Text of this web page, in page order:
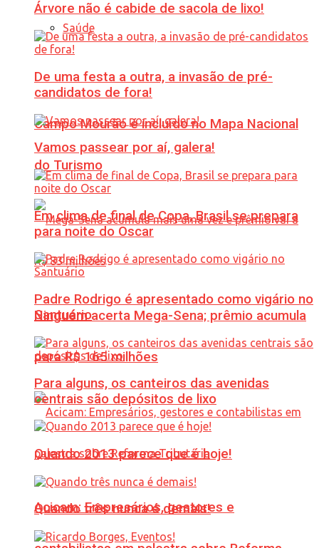
Saúde
Campo Mourão é incluído no Mapa Nacional
do Turismo
Ninguém acerta Mega-Sena; prêmio acumula
para R$ 165 milhões
Acicam: Empresários, gestores e
Árvore não é cabide de sacola de lixo!
De uma festa a outra, a invasão de pré-
candidatos de fora!
Vamos passear por aí, galera!
Em clima de final de Copa, Brasil se prepara
para noite do Oscar
Padre Rodrigo é apresentado como vigário no
Santuário
Para alguns, os canteiros das avenidas
centrais são depósitos de lixo
Quando 2013 parece que é hoje!
Quando três nunca é demais!